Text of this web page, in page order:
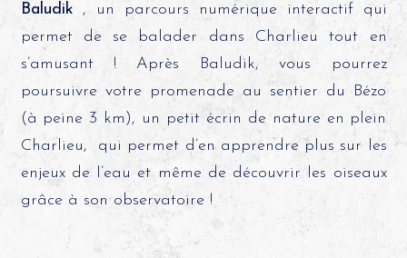
Baludik, un parcours numérique interactif qui
permet de se balader dans Charlieu tout en
s’amusant ! Après Baludik, vous pourrez
poursuivre votre promenade au sentier du Bézo
(à peine 3 km), un petit écrin de nature en plein
Charlieu, qui permet d’en apprendre plus sur les
enjeux de l’eau et même de découvrir les oiseaux
grâce à son observatoire !